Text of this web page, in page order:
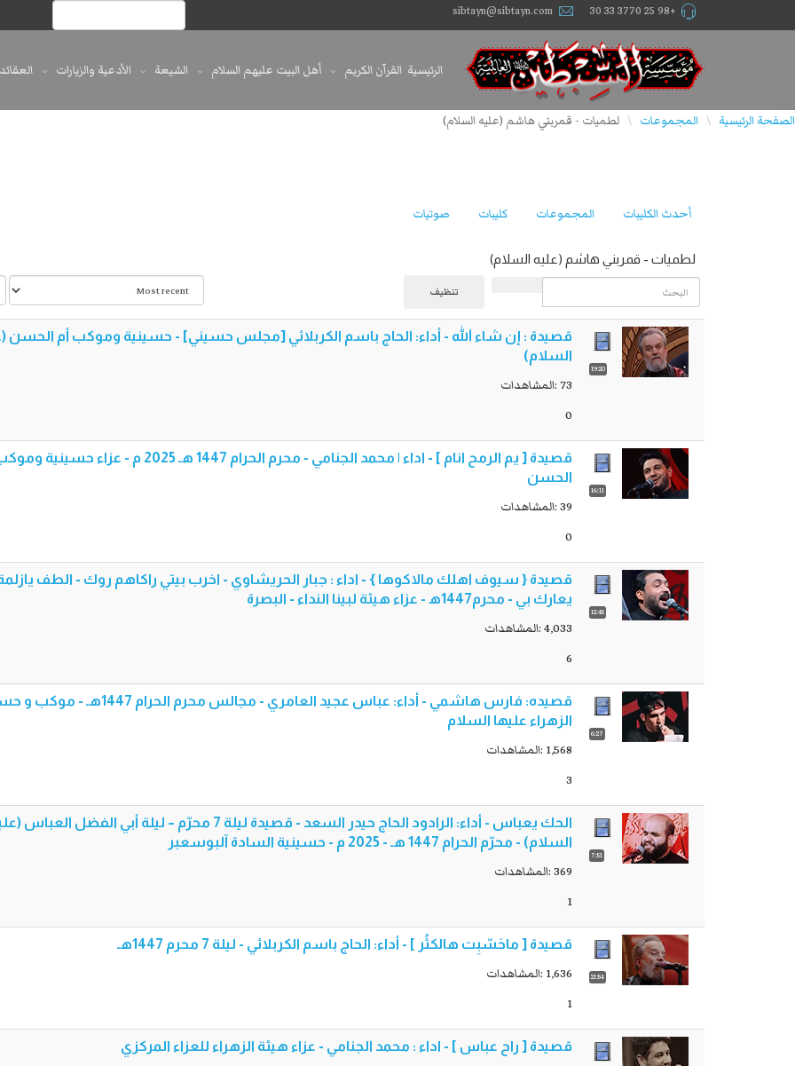
+98 25 3770 33 30
sibtayn@sibtayn.com
الرئيسية القرآن الكريم أهل البيت عليهم السلام الشيعة الأدعية والزيارات
الصفحة الرئيسية \ المجموعات \ لطميات - قمربني هاشم (علیه السلام)
أحدث الكليبات المجموعات كليبات صوتيات
لطميات - قمربني هاشم (علیه السلام)
البحث تنظيف
19:20
قصيدة : إن شاء الله - أداء: الحاج باسم الكربلائي [مجلس حسيني] - حسينية وموكب أم الحسن
السلام)
73 :المشاهدات
0
16:11
قصيدة [ يم الرمح انام ] - اداء | محمد الجنامي - محرم الحرام 1447 هـ 2025 م - عزاء
الحسن
39 :المشاهدات
0
12:45
قصيدة { سيوف اهلك مالاكوها } - اداء : جبار الحريشاوي - اخرب بيتي راكاهم روك - الطف
يعارك بي - محرم1447ه‍ - عزاء هيئة لبينا النداء - البصرة
4,033 :المشاهدات
6
6:27
قصيده: فارس هاشمي - أداء: عباس عجيد العامري - مجالس محرم الحرام
الزهراء عليها السلام
1,568 :المشاهدات
3
7:51
الحك يعباس - أداء: الرادود الحاج حيدر السعد - قصيدة ليلة 7 محرّم – ليلة أبي الفضل العباس
السلام) - محرّم الحرام 1447 هـ - 2025 م - حسينية السادة آلبوسعبر
369 :المشاهدات
1
21:54
قصيدة [ ماحَسّبِت هالكثُر ] - أداء: الحاج باسم الكربلائي - ليلة 7 محرم 1447هـ
1,636 :المشاهدات
1
قصيدة [ راح عباس ] - اداء : محمد الجنامي - عزاء هيئة الزهراء للعزاء المركزي